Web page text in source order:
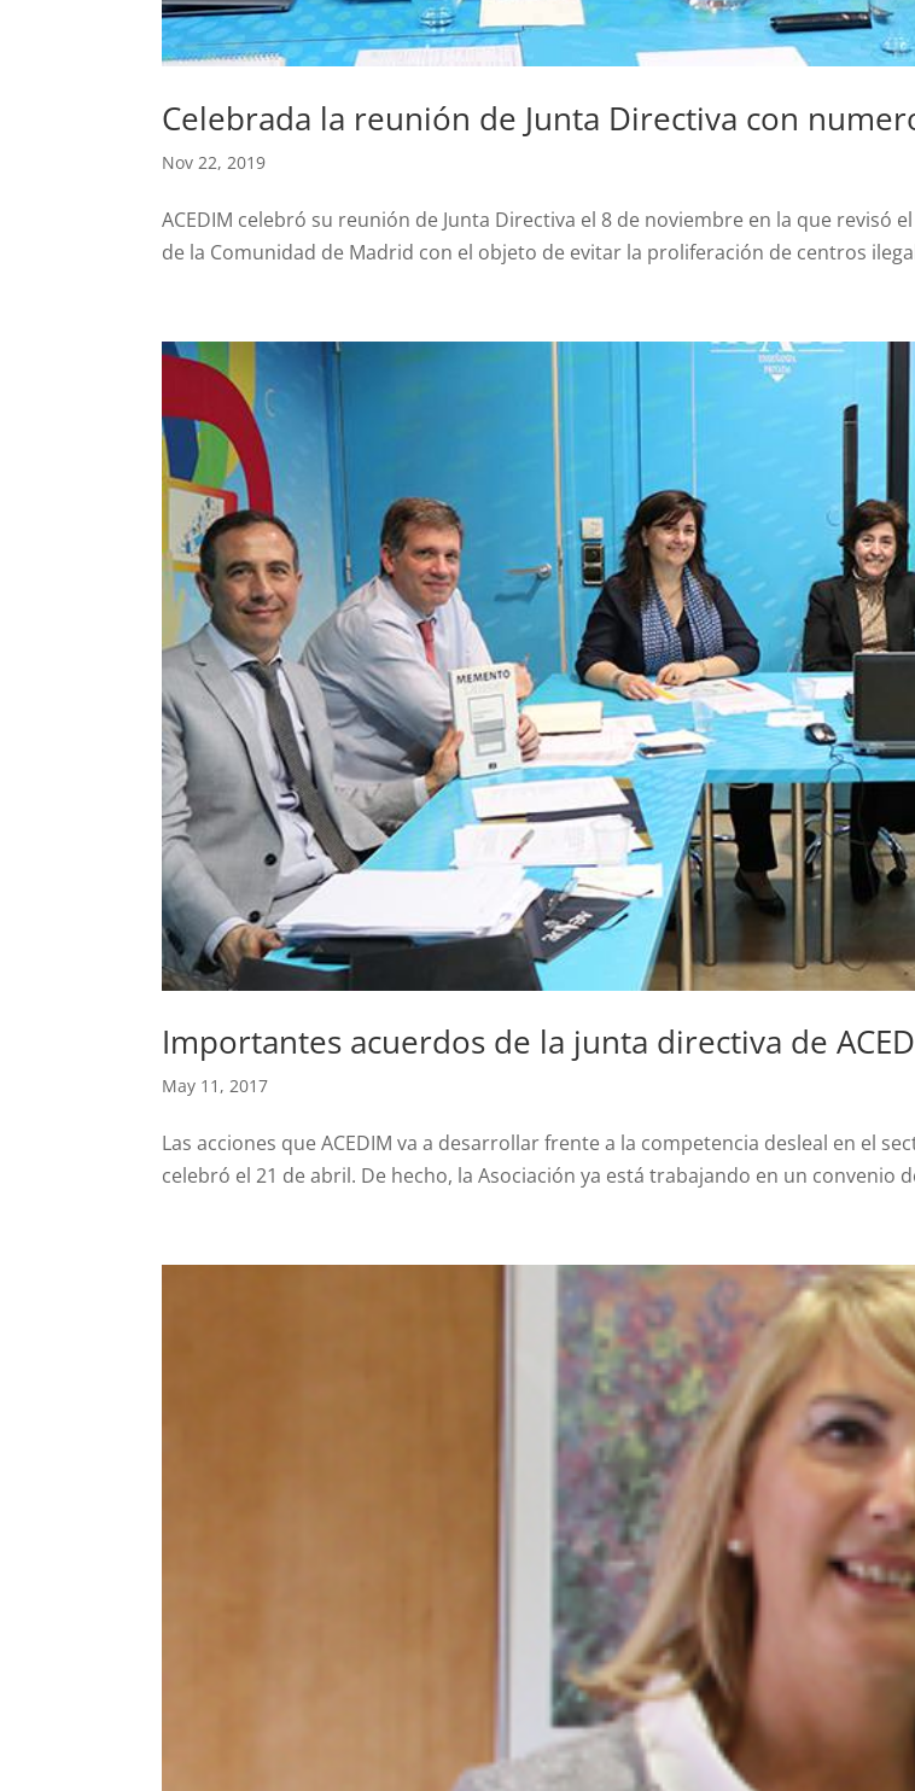
Celebrada la reunión de Junta Directiva con
Nov 22, 2019
ACEDIM celebró su reunión de Junta Directiva el 8 de noviembre en la que revisó
de la Comunidad de Madrid con el objeto de evitar la proliferación de centros
Importantes acuerdos de la junta directiva de
May 11, 2017
Las acciones que ACEDIM va a desarrollar frente a la competencia desleal en el
celebró el 21 de abril. De hecho, la Asociación ya está trabajando en un convenio